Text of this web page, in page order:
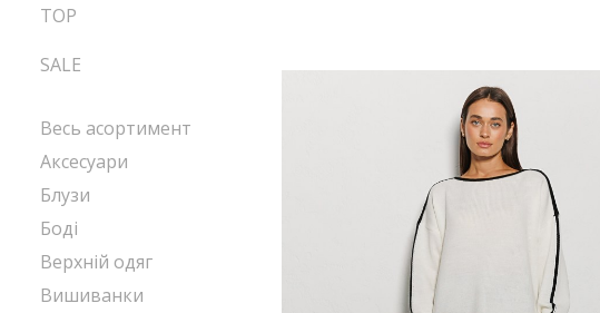
TOP
SALE
Весь асортимент
Аксесуари
Блузи
Боді
Верхній одяг
Вишиванки